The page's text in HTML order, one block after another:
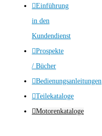
Einführung
in den
Kundendienst
Prospekte
/ Bücher
Bedienungsanleitungen
Teilekataloge
Motorenkataloge